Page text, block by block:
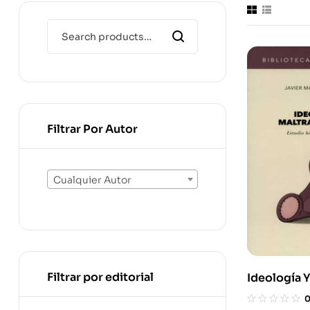
Ideología
Infantil
0
Filtrar Por Autor
Cualquier Autor
Filtrar por editorial